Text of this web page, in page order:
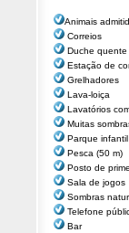
Animais
Correios
Duche quente
Estação de
Grelhadores
Lava-loiça
Lavatórios
Muitas
Parque infantil
Pesca (50 m)
Posto de
Sala de jogos
Sombras
Telefone
Bar